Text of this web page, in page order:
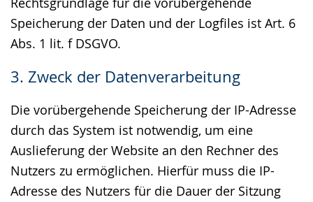
Speicherung der Daten und der Logfiles ist Art. 6
Abs. 1 lit. f DSGVO.
3. Zweck der Datenverarbeitung
Die vorübergehende Speicherung der IP-Adresse
durch das System ist notwendig, um eine
Auslieferung der Website an den Rechner des
Nutzers zu ermöglichen. Hierfür muss die IP-
Adresse des Nutzers für die Dauer der Sitzung